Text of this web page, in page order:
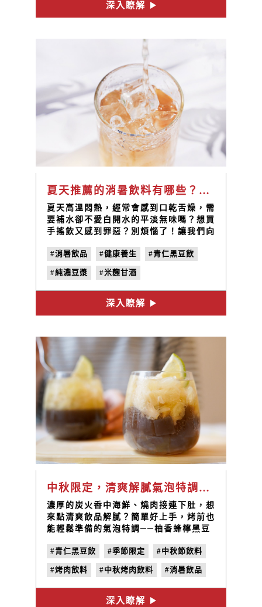
深入瞭解
夏天推薦的消暑飲料有哪些？禾乃川國產豆製所給你最健康的飲品
夏天高溫悶熱，經常會感到口乾舌燥，需
要補水卻不愛白開水的平淡無味嗎？想買
手搖飲又感到罪惡？別煩惱了！讓我們向
日飲品，不只喝起來無負擔，更含有豐富
的營養，來看看都有哪些吧！
#消暑飲品 #健康養生 #青仁黑豆飲
#純濃豆漿 #米麴甘酒
#禾乃川國產豆製所
深入瞭解
中秋限定，清爽解膩氣泡特調：柚香蜂檸黑豆茶凍飲｜禾乃川小廚房
濃厚的炭火香中海鮮、燒肉接連下肚，想
來點清爽飲品解膩？簡單好上手，烤前也
能輕鬆準備的氣泡特調──柚香蜂檸黑豆
#青仁黑豆飲
#季節限定 #中秋節飲料
#烤肉飲料 #中秋烤肉飲料 #消暑飲品
#特調氣泡飲 #黑豆茶凍飲
深入瞭解